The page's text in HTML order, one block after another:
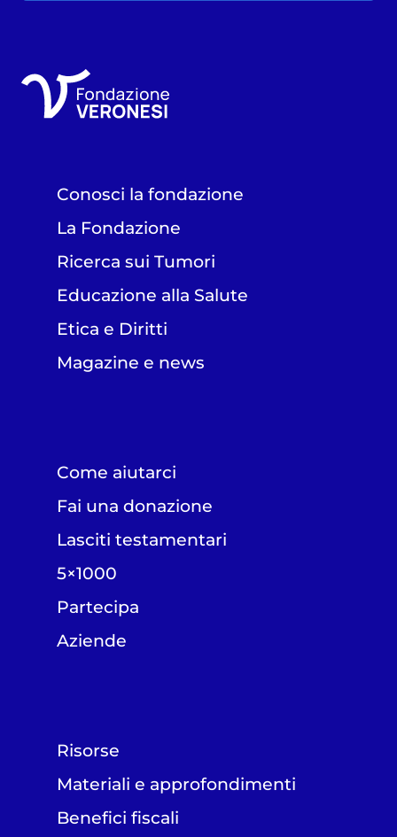
Conosci la fondazione
La Fondazione
Ricerca sui Tumori
Educazione alla Salute
Etica e Diritti
Magazine e news
Come aiutarci
Fai una donazione
Lasciti testamentari
5×1000
Partecipa
Aziende
Risorse
Materiali e approfondimenti
Benefici fiscali